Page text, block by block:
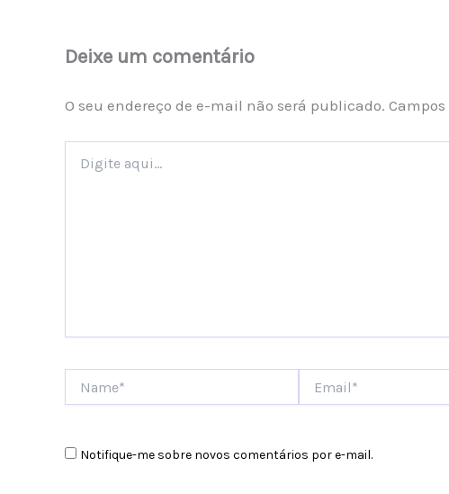
Deixe um comentário
O seu endereço de e-mail não será publicado.
aqui...
Notifique-me sobre novos comentários por e-mail.